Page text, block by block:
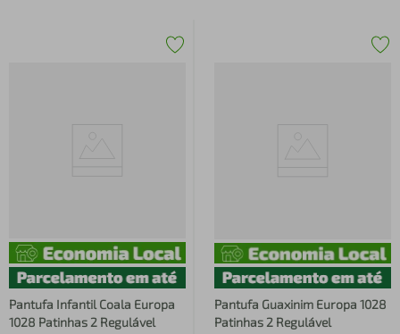
Pantufa Infantil Coala Europa
1028 Patinhas 2 Regulável
Pantufa Guaxinim Europa 1028
Patinhas 2 Regulável